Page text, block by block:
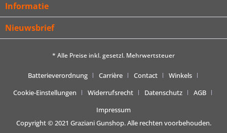
Informatie
Nieuwsbrief
* Alle Preise inkl. gesetzl. Mehrwertsteuer
Batterieverordnung Carrière Contact
Winkels
Cookie-Einstellungen
Widerrufsrecht Datenschutz
AGB
Impressum
Copyright © 2021 Graziani Gunshop. Alle rechten voorbehouden.